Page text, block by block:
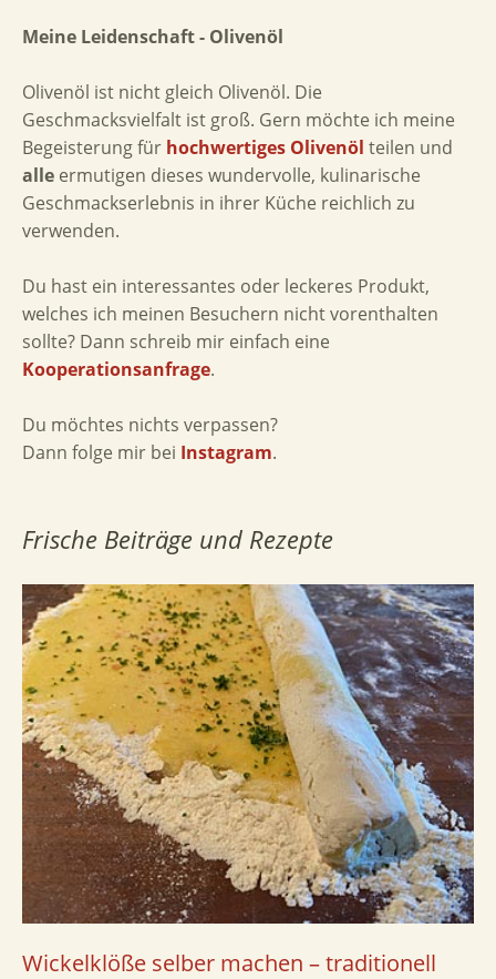
Meine Leidenschaft - Olivenöl
Olivenöl ist nicht gleich Olivenöl. Die
Geschmacksvielfalt ist groß. Gern möchte ich meine
Begeisterung für hochwertiges Olivenöl teilen und
alle ermutigen dieses wundervolle, kulinarische
Geschmackserlebnis in ihrer Küche reichlich zu
verwenden.
Du hast ein interessantes oder leckeres Produkt,
welches ich meinen Besuchern nicht vorenthalten
sollte? Dann schreib mir einfach eine
Kooperationsanfrage.
Du möchtes nichts verpassen?
Dann folge mir bei Instagram.
Frische Beiträge und Rezepte
Wickelklöße selber machen – traditionell